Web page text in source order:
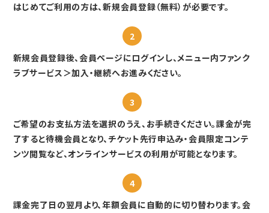
はじめてご利用の方は、新規会員登録（無料）が必要です。
2
新規会員登録後、会員ページにログインし、メニュー内ファンク
ラブサービス＞加入・継続へお進みください。
3
ご希望のお支払方法を選択のうえ、お手続きください。課金が完
了すると待機会員となり、チケット先行申込み・会員限定コンテ
ンツ閲覧など、オンラインサービスの利用が可能となります。
4
課金完了日の翌月より、年額会員に自動的に切り替わります。会